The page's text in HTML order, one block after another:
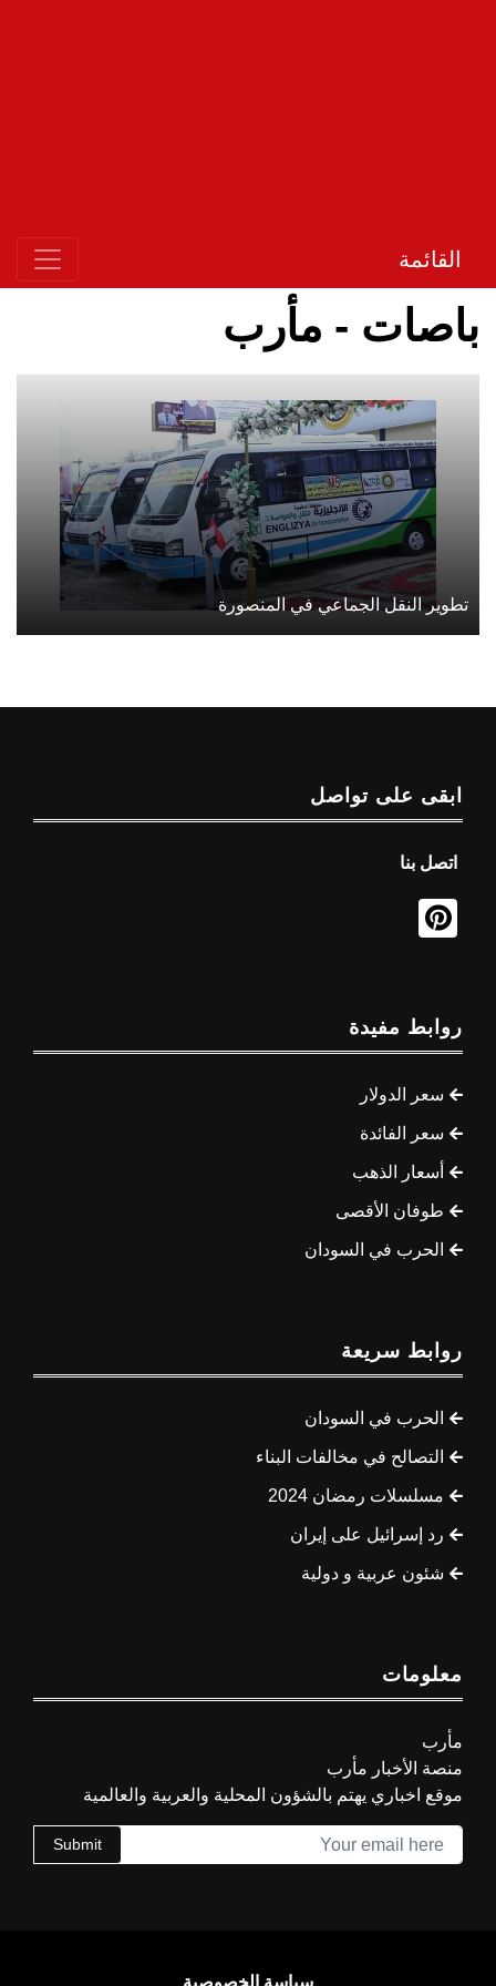
القائمة
باصات - مأرب
تطوير النقل الجماعي في المنصورة
ابقى على تواصل
اتصل بنا
روابط مفيدة
سعر الدولار
سعر الفائدة
أسعار الذهب
طوفان الأقصى
الحرب في السودان
روابط سريعة
الحرب في السودان
التصالح في مخالفات البناء
مسلسلات رمضان 2024
رد إسرائيل على إيران
شئون عربية و دولية
معلومات
مأرب
منصة الأخبار مأرب
موقع اخباري يهتم بالشؤون المحلية والعربية والعالمية
Submit